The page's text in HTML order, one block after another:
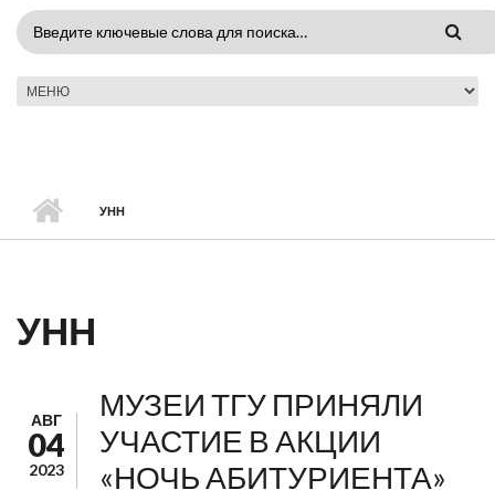
ФОРМА
ПОИСКА
УНН
УНН
АВГ
04
2023
МУЗЕИ ТГУ ПРИНЯЛИ
УЧАСТИЕ В АКЦИИ
«НОЧЬ АБИТУРИЕНТА»